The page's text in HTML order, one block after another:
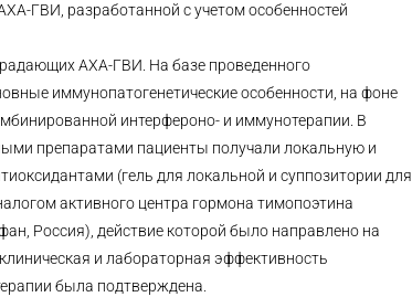
ГВИ, разработанной с учетом особенностей
АХА-ГВИ. На базе проведенного
иммунопатогенетические особенности, на фоне
интерфероно- и иммунотерапии. В
препаратами пациенты получали локальную и
(гель для локальной и суппозитории для
активного центра гормона тимопоэтина
Россия), действие которой было направлено на
и лабораторная эффективность
была подтверждена.